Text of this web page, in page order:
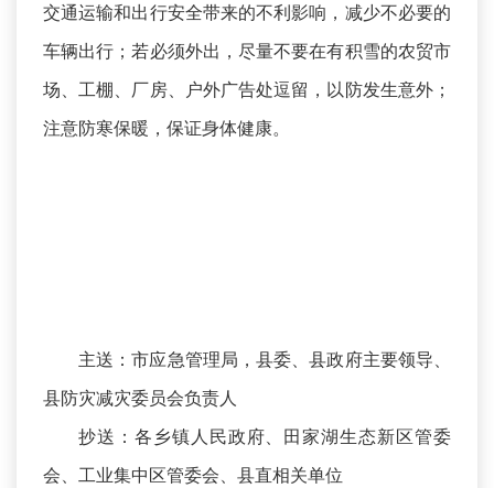
交通运输和出行安全带来的不利影响，减少不必要的
车辆出行；若必须外出，尽量不要在有积雪的农贸市
场、工棚、厂房、户外广告处逗留，以防发生意外；
注意防寒保暖，保证身体健康。
主送：市应急管理局，县委、县政府主要领导、
县防灾减灾委员会负责人
抄送：各乡镇人民政府、田家湖生态新区管委
会、工业集中区管委会、县直相关单位